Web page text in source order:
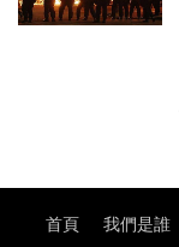
首頁 我們是誰